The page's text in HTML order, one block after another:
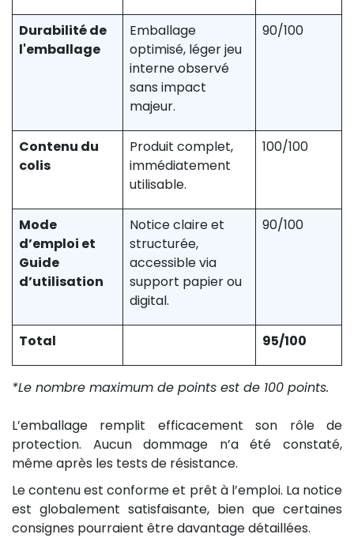
Durabilité de
l'emballage
Emballage
optimisé, léger jeu
interne observé
sans impact
majeur.
90/100
Contenu du
colis
Produit complet,
immédiatement
utilisable.
100/100
Mode
d’emploi et
Guide
d’utilisation
Notice claire et
structurée,
accessible via
support papier ou
digital.
90/100
Total 95/100
*Le nombre maximum de points est de 100 points.
L’emballage remplit efficacement son rôle de
protection. Aucun dommage n’a été constaté,
même après les tests de résistance.
Le contenu est conforme et prêt à l’emploi. La notice
est globalement satisfaisante, bien que certaines
consignes pourraient être davantage détaillées.